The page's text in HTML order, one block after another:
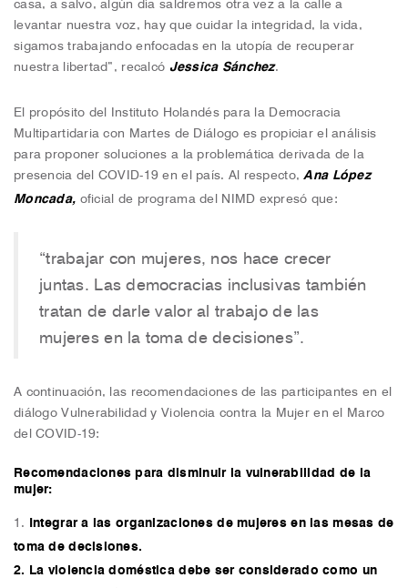
casa, a salvo, algún día saldremos otra vez a la calle a
levantar nuestra voz, hay que cuidar la integridad, la vida,
sigamos trabajando enfocadas en la utopía de recuperar
nuestra libertad”, recalcó Jessica Sánchez.
El propósito del Instituto Holandés para la Democracia
Multipartidaria con Martes de Diálogo es propiciar el análisis
para proponer soluciones a la problemática derivada de la
presencia del COVID-19 en el país. Al respecto, Ana López
Moncada, oficial de programa del NIMD expresó que:
“trabajar con mujeres, nos hace crecer
juntas. Las democracias inclusivas también
tratan de darle valor al trabajo de las
mujeres en la toma de decisiones”.
A continuación, las recomendaciones de las participantes en el
diálogo Vulnerabilidad y Violencia contra la Mujer en el Marco
del COVID-19:
Recomendaciones para disminuir la vulnerabilidad de la
mujer:
1.
Integrar a las organizaciones de mujeres en las mesas de
toma de decisiones.
2. La violencia doméstica debe ser considerado como un